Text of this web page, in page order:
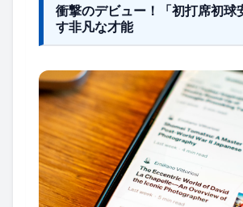
衝撃のデビュー！「初打席初球
す非凡な才能